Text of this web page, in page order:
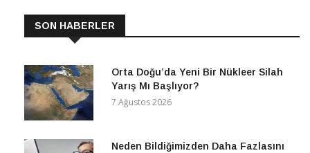
SON HABERLER
Orta Doğu’da Yeni Bir Nükleer Silah
Yarış Mı Başlıyor?
7 Ağustos 2026
Neden Bildiğimizden Daha Fazlasını